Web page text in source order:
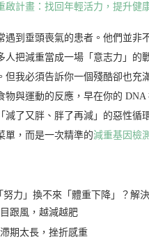
啟計畫：找回年輕活力，提升健
遇到垂頭喪氣的患者。他們並非
人把減重當成一場「意志力」的
但我必須告訴你一個殘酷卻也充
物與運動的反應，早在你的
減了又胖、胖了再減」的惡性循
單，而是一次精準的減重基因檢測
努力」換不來「體重下降」？解
跟風，越減越肥
期太長，挫折感重